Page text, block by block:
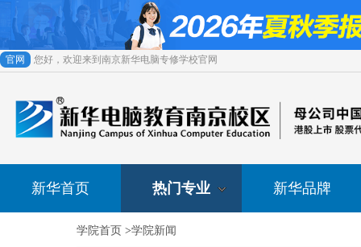
官网 您好，欢迎来到南京新华电脑专修学校官网
新华首页 热门专业 新华品牌
学院首页 >学院新闻